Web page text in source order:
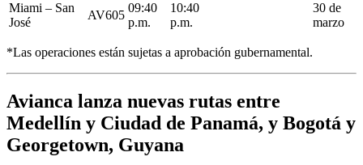
Miami – San
José
AV605
09:40
p.m.
10:40
p.m.
30 de
marzo
*Las operaciones están sujetas a aprobación gubernamental.
Avianca lanza nuevas rutas entre
Medellín y Ciudad de Panamá, y Bogotá y
Georgetown, Guyana